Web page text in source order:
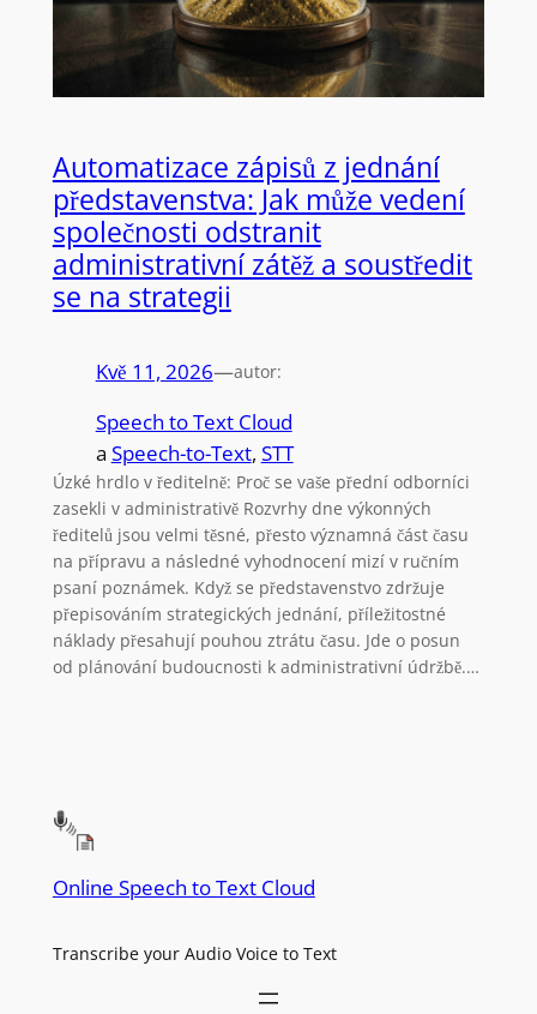
Automatizace zápisů z jednání
představenstva: Jak může vedení
společnosti odstranit
administrativní zátěž a soustředit
se na strategii
Kvě 11, 2026—autor:
Speech to Text Cloud
a Speech-to-Text, STT
Úzké hrdlo v ředitelně: Proč se vaše přední odborníci
zasekli v administrativě Rozvrhy dne výkonných
ředitelů jsou velmi těsné, přesto významná část času
na přípravu a následné vyhodnocení mizí v ručním
psaní poznámek. Když se představenstvo zdržuje
přepisováním strategických jednání, příležitostné
náklady přesahují pouhou ztrátu času. Jde o posun
od plánování budoucnosti k administrativní údržbě.…
Online Speech to Text Cloud
Transcribe your Audio Voice to Text